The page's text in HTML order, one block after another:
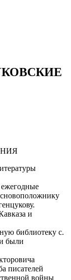
и
библиотеку с.
были
писателей
войны